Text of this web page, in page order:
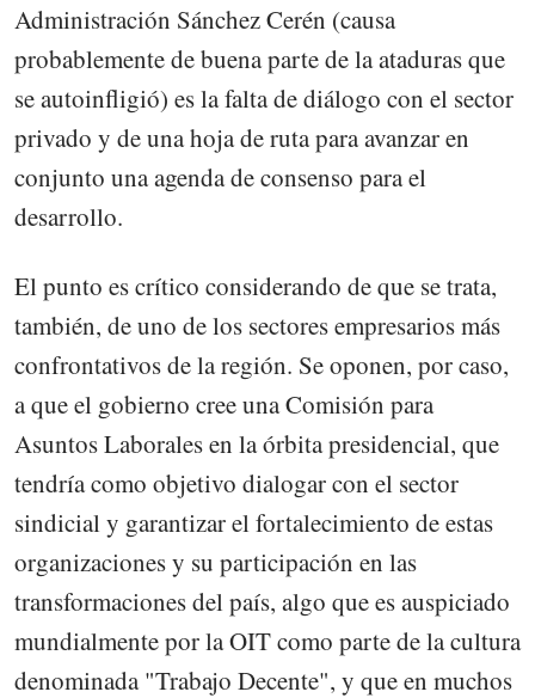
Administración Sánchez Cerén (causa
probablemente de buena parte de la ataduras que
se autoinfligió) es la falta de diálogo con el sector
privado y de una hoja de ruta para avanzar en
conjunto una agenda de consenso para el
desarrollo.
El punto es crítico considerando de que se trata,
también, de uno de los sectores empresarios más
confrontativos de la región. Se oponen, por caso,
a que el gobierno cree una Comisión para
Asuntos Laborales en la órbita presidencial, que
tendría como objetivo dialogar con el sector
sindicial y garantizar el fortalecimiento de estas
organizaciones y su participación en las
transformaciones del país, algo que es auspiciado
mundialmente por la OIT como parte de la cultura
denominada "Trabajo Decente", y que en muchos